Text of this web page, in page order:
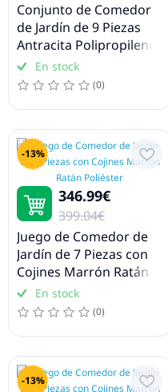
Conjunto de Comedor
de Jardín de 9 Piezas
Antracita Polipropileno
En stock
(0)
-13%
346.99€
399.04€
Juego de Comedor de
Jardín de 7 Piezas con
Cojines Marrón Ratán
Poliéster
En stock
(0)
-13%